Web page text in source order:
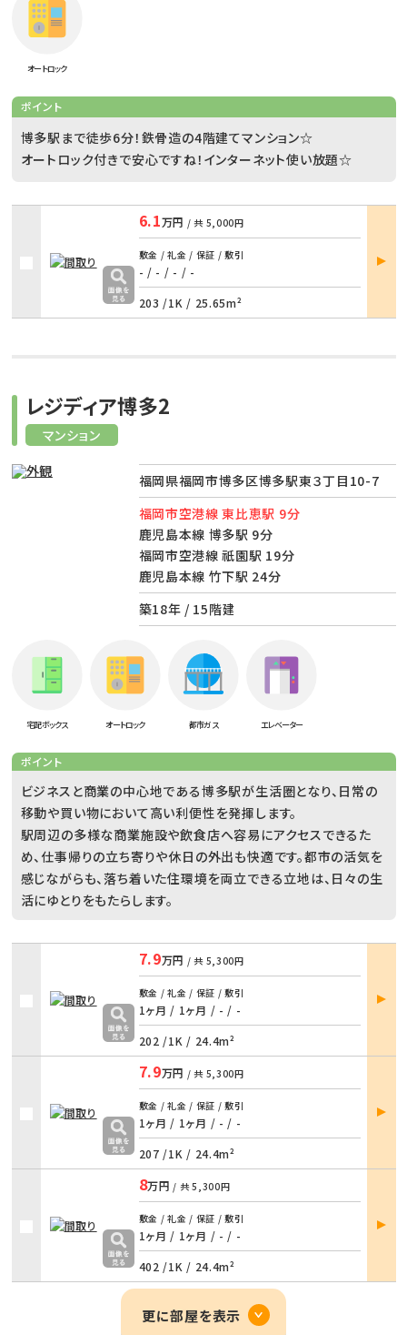
オートロック
ポイント
博多駅まで徒歩6分！鉄骨造の4階建てマンション☆
オートロック付きで安心ですね！インターネット使い放題☆
6.1万円 / 共 5,000円
敷金 / 礼金 / 保証 / 敷引
- / - / - / -
203 /1K / 25.65m²
部屋
詳細
マンション
レジディア博多2
福岡県福岡市博多区博多駅東３丁目10-7
福岡市空港線 東比恵駅 9分
鹿児島本線 博多駅 9分
福岡市空港線 祇園駅 19分
鹿児島本線 竹下駅 24分
築18年 / 15階建
宅配ボックス オートロック 都市ガス エレベーター
ポイント
ビジネスと商業の中心地である博多駅が生活圏となり、日常の
移動や買い物において高い利便性を発揮します。
駅周辺の多様な商業施設や飲食店へ容易にアクセスできるた
め、仕事帰りの立ち寄りや休日の外出も快適です。都市の活気を
感じながらも、落ち着いた住環境を両立できる立地は、日々の生
活にゆとりをもたらします。
7.9万円 / 共 5,300円
敷金 / 礼金 / 保証 / 敷引
1ヶ月 / 1ヶ月 / - / -
202 /1K / 24.4m²
部屋
詳細
7.9万円 / 共 5,300円
敷金 / 礼金 / 保証 / 敷引
1ヶ月 / 1ヶ月 / - / -
207 /1K / 24.4m²
部屋
詳細
8万円 / 共5,300円
敷金 / 礼金 / 保証 / 敷引
1ヶ月 / 1ヶ月 / - / -
402 /1K / 24.4m²
部屋
詳細
更に部屋を表示